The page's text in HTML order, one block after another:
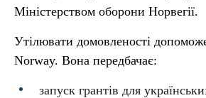
Міністерством оборони Норвегії.
Утілювати домовленості
Norway. Вона передбачає:
запуск грантів для